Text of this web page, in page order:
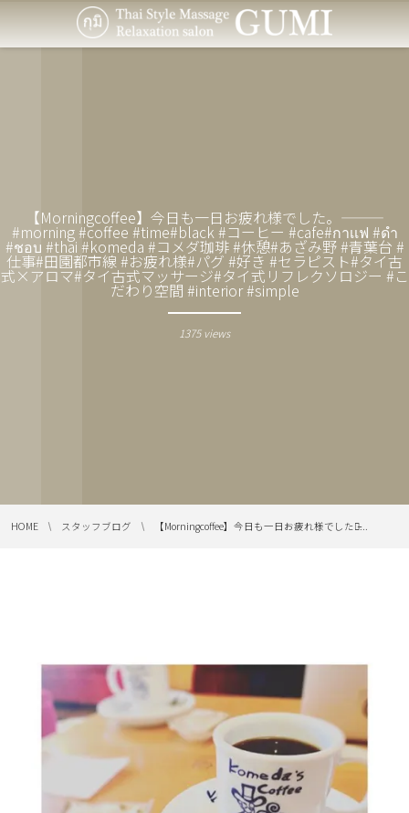
【Morning︎coffee】️️️今日も一日お疲れ様でした。———
#morning #coffee #time#black #コーヒー #cafe#กาเเฟ #ดำ
#ชอบ #thai #komeda #コメダ珈琲 #休憩#あざみ野 #青葉台 #
仕事#田園都市線 #お疲れ様#パグ #好き #セラピスト#タイ古
式×アロマ#タイ古式マッサージ#タイ式リフレクソロジー #こ
だわり空間 #interior #simple
1375 views
HOME スタッフブログ 【Morning︎coffee】️️️今日も一日お疲れ様でした。̵...